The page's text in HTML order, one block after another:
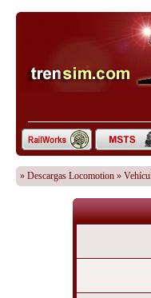
» Descargas Locomotion »